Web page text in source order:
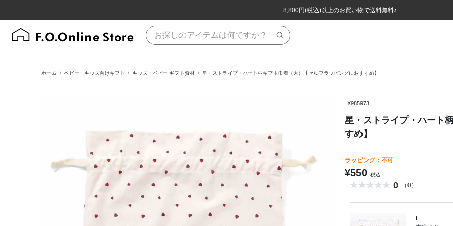
8,800円(税込)以上のお買い物で送料無料♪
ほぼ全品半額！！8/12(水)お昼12:59まで！！
8,800円(税込)以上のお買い物で送料無料♪
ほぼ全品半額！！8/12(水)お昼12:59まで！！
ホーム ベビー・キッズ向けギフト キッズ・ベビー ギフト資材 星・ストライプ・ハート柄ギフト巾着（大）【セルフラッピングにおすすめ】
X985973
星・ストライプ・ハート
すめ】
ラッピング：不可
¥550 税込
0 （0）
F